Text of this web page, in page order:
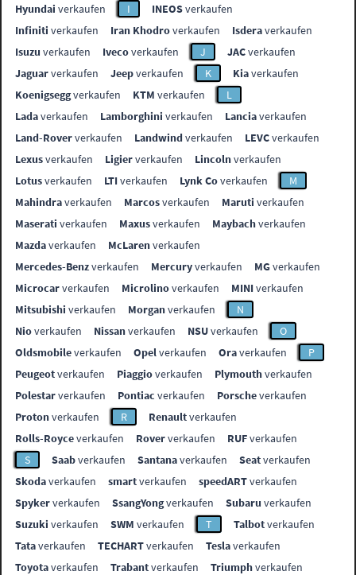
Hyundai verkaufen I INEOSverkaufen
Infiniti verkaufen Iran Khodroverkaufen Isderaverkaufen
Isuzu verkaufen Ivecoverkaufen J JACverkaufen
Jaguarverkaufen Jeepverkaufen K Kiaverkaufen
Koenigseggverkaufen KTM verkaufen
L
Ladaverkaufen Lamborghini verkaufen Lanciaverkaufen
Land-Roververkaufen Landwindverkaufen LEVCverkaufen
Lexusverkaufen Ligierverkaufen Lincolnverkaufen
Lotusverkaufen LTIverkaufen Lynk Coverkaufen
M
Mahindraverkaufen Marcosverkaufen Maruti verkaufen
Maserati verkaufen Maxusverkaufen Maybachverkaufen
Mazdaverkaufen McLarenverkaufen
Mercedes-Benzverkaufen Mercuryverkaufen MGverkaufen
Microcarverkaufen Microlinoverkaufen MINIverkaufen
Mitsubishi verkaufen Morganverkaufen
N
Nioverkaufen Nissanverkaufen NSUverkaufen
O
Oldsmobileverkaufen Opelverkaufen Oraverkaufen
P
Peugeotverkaufen Piaggioverkaufen Plymouthverkaufen
Polestarverkaufen Pontiac verkaufen Porscheverkaufen
Protonverkaufen R Renaultverkaufen
Rolls-Royceverkaufen Roververkaufen RUFverkaufen
S
Saabverkaufen Santanaverkaufen Seatverkaufen
Skodaverkaufen smartverkaufen speedARTverkaufen
Spykerverkaufen SsangYongverkaufen Subaru verkaufen
Suzuki verkaufen SWM verkaufen T Talbotverkaufen
Tataverkaufen TECHARTverkaufen Teslaverkaufen
Toyotaverkaufen Trabantverkaufen Triumphverkaufen